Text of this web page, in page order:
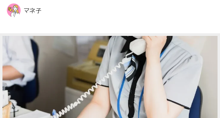
マネ子